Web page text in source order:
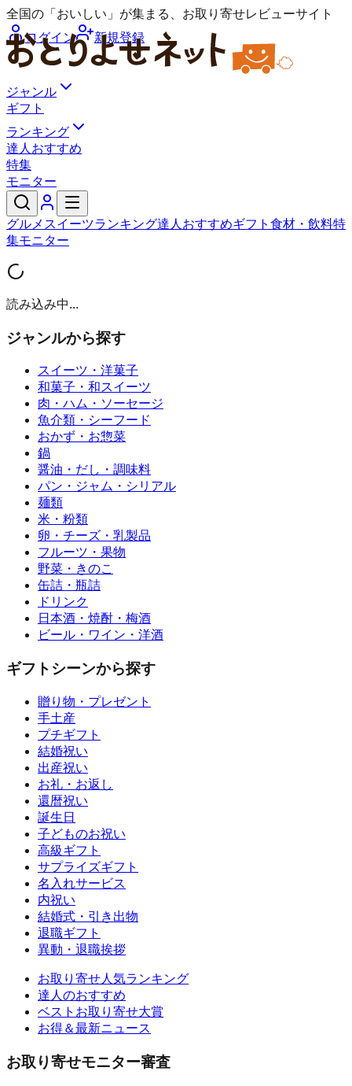
全国の「おいしい」が集まる、お取り寄せレビューサイト
ログイン
新規登録
ジャンル
ギフト
ランキング
達人おすすめ
特集
モニター
グルメ スイーツランキング達人おすすめギフト 食材・飲料特
集モニター
読み込み中...
ジャンルから探す
スイーツ・洋菓子
和菓子・和スイーツ
肉・ハム・ソーセージ
魚介類・シーフード
おかず・お惣菜
鍋
醤油・だし・調味料
パン・ジャム・シリアル
麺類
米・粉類
卵・チーズ・乳製品
フルーツ・果物
野菜・きのこ
缶詰・瓶詰
ドリンク
日本酒・焼酎・梅酒
ビール・ワイン・洋酒
ギフトシーンから探す
贈り物・プレゼント
手土産
プチギフト
結婚祝い
出産祝い
お礼・お返し
還暦祝い
誕生日
子どものお祝い
高級ギフト
サプライズギフト
名入れサービス
内祝い
結婚式・引き出物
退職ギフト
異動・退職挨拶
お取り寄せ人気ランキング
達人のおすすめ
ベストお取り寄せ大賞
お得＆最新ニュース
お取り寄せモニター審査